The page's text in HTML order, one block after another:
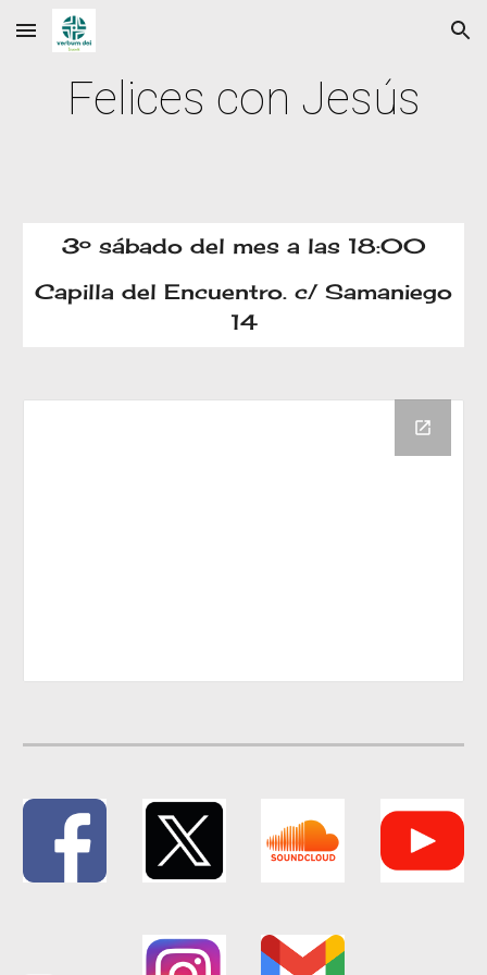
Skip to main content Skip to navigation
Felices con Jesús
3º sábado del mes a las 18:00
Capilla del Encuentro. c/ Samaniego
14